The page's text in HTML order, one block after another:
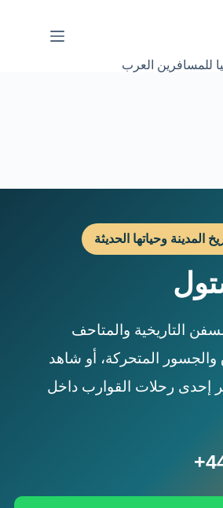
للمسافرين العرب
المدينة وحياتها الحديثة
التاريخية والمتاحف
والجسور المتحركة، أو شاهد
إحدى رحلات القوارب داخل